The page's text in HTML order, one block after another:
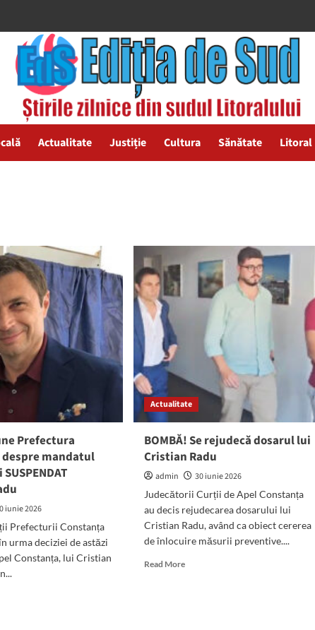
Actualitate Justiție Cultura Sănătate Litoral
Prefectura
mandatul
iunie 2026
Prefecturii Constanța
urma deciziei de astăzi
Constanța, lui Cristian
Actualitate
BOMBĂ! Se rejudecă dosarul lui
Cristian Radu
admin
30 iunie 2026
Judecătorii Curții de Apel Constanța
au decis rejudecarea dosarului lui
Cristian Radu, având ca obiect cererea
de înlocuire măsurii preventive....
Read MoreRead